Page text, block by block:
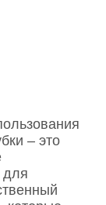
– это
для